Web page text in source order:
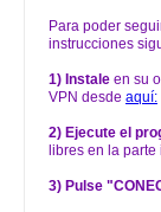
Para poder
instrucciones
1) Instale en su
VPN desde aquí:
2) Ejecute el
libres en la
3) Pulse